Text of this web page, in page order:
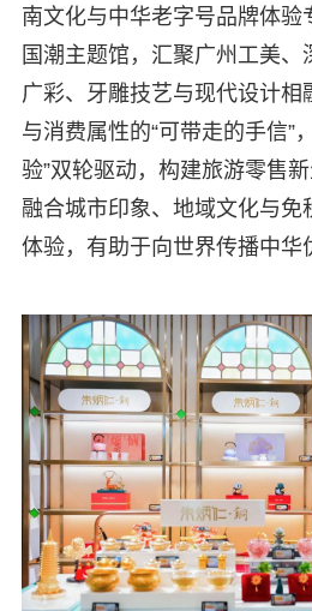
南文化与中华老字号品牌体验
国潮主题馆，汇聚广州工美、
广彩、牙雕技艺与现代设计相
与消费属性的“可带走的手信”
验”双轮驱动，构建旅游零售
融合城市印象、地域文化与免
体验，有助于向世界传播中华